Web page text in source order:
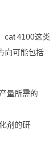
cat 4100这类
向可能包括
量所需的
剂的研